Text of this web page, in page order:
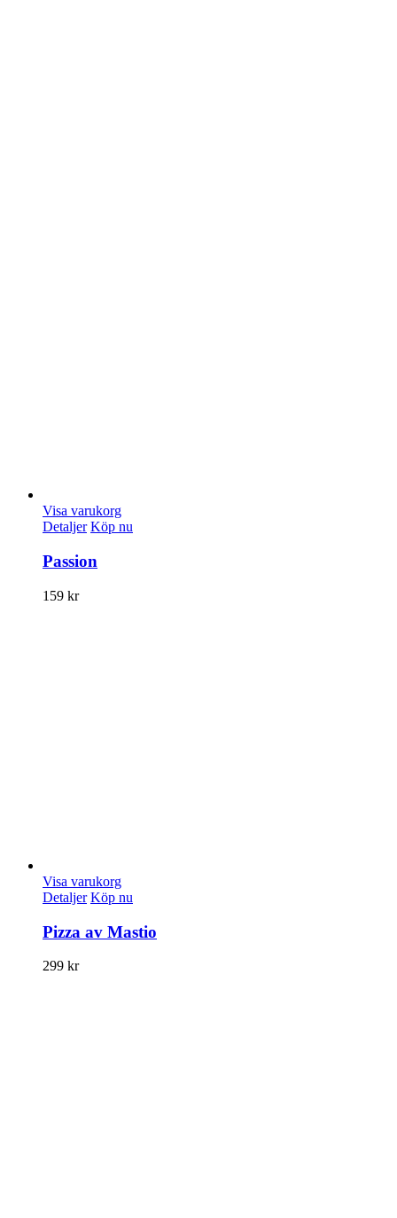
Visa varukorg
Detaljer Köp nu
Passion
159 kr
Visa varukorg
Detaljer Köp nu
Pizza av Mastio
299 kr